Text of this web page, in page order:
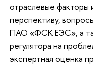
отраслевые факторы
перспективу,
ПАО «ФСК ЕЭС», а
регулятора на
экспертная оценка